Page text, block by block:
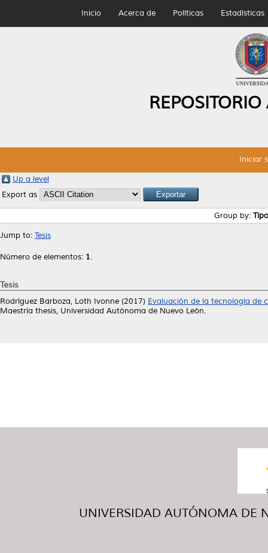
Inicio Acerca de Políticas Estadísticas
Iniciar
Up a level
Export as
Group by:
Jump to: Tesis
Número de elementos: 1.
Tesis
Rodríguez Barboza, Loth Ivonne (2017) Evaluación de la tecnología de
Maestría thesis, Universidad Autónoma de Nuevo León.
UNIVERSIDAD AUTÓNOMA DE